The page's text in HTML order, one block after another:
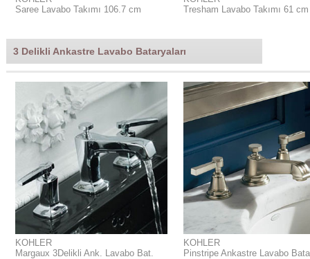
Saree Lavabo Takımı 106.7 cm
Tresham Lavabo Takımı 61 cm
3 Delikli Ankastre Lavabo Bataryaları
KOHLER
Margaux 3Delikli Ank. Lavabo Bat.
KOHLER
Pinstripe Ankastre Lavabo